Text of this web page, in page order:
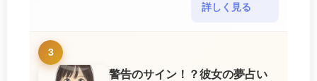
詳しく見る
3
警告のサイン！？彼女の夢占い